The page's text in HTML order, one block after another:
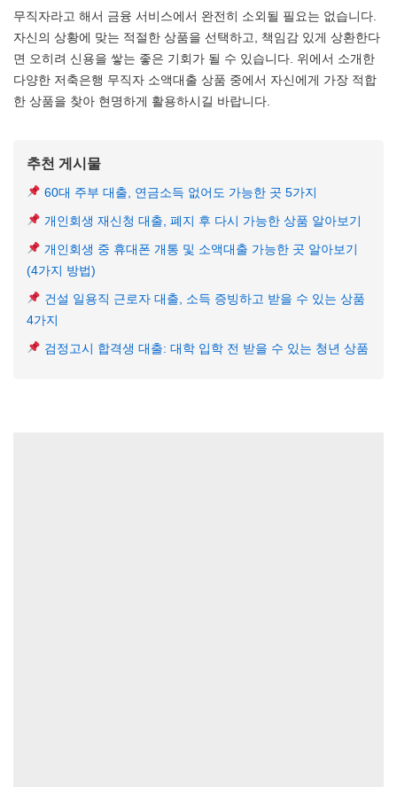
무직자라고 해서 금융 서비스에서 완전히 소외될 필요는 없습니다.
자신의 상황에 맞는 적절한 상품을 선택하고, 책임감 있게 상환한다
면 오히려 신용을 쌓는 좋은 기회가 될 수 있습니다. 위에서 소개한
다양한 저축은행 무직자 소액대출 상품 중에서 자신에게 가장 적합
한 상품을 찾아 현명하게 활용하시길 바랍니다.
추천 게시물
60대 주부 대출, 연금소득 없어도 가능한 곳 5가지
개인회생 재신청 대출, 폐지 후 다시 가능한 상품 알아보기
개인회생 중 휴대폰 개통 및 소액대출 가능한 곳 알아보기
(4가지 방법)
건설 일용직 근로자 대출, 소득 증빙하고 받을 수 있는 상품
4가지
검정고시 합격생 대출: 대학 입학 전 받을 수 있는 청년 상품